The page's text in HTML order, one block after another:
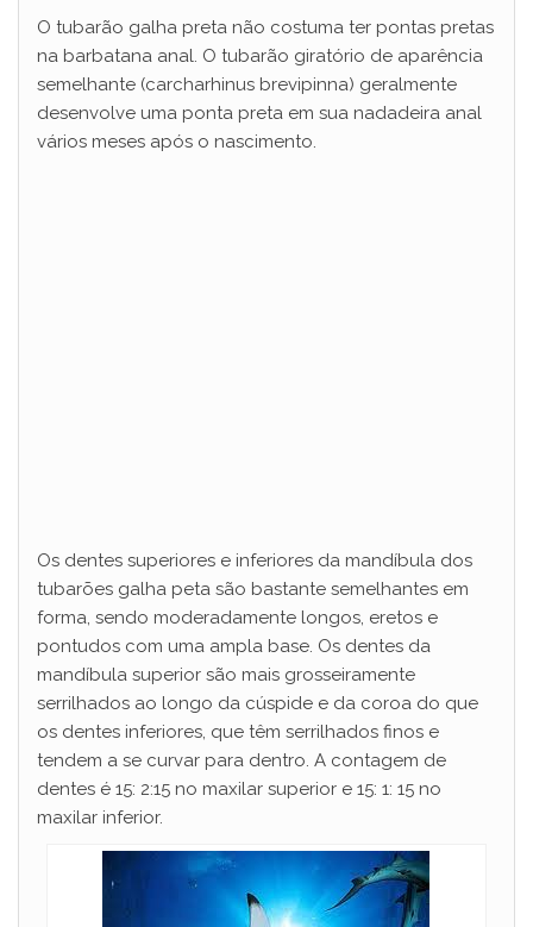
d
e
O tubarão galha preta não costuma ter pontas pretas
na barbatana anal. O tubarão giratório de aparência
semelhante (carcharhinus brevipinna) geralmente
desenvolve uma ponta preta em sua nadadeira anal
vários meses após o nascimento.
Os dentes superiores e inferiores da mandíbula dos
tubarões galha peta são bastante semelhantes em
forma, sendo moderadamente longos, eretos e
pontudos com uma ampla base. Os dentes da
mandíbula superior são mais grosseiramente
serrilhados ao longo da cúspide e da coroa do que
os dentes inferiores, que têm serrilhados finos e
tendem a se curvar para dentro. A contagem de
dentes é 15: 2:15 no maxilar superior e 15: 1: 15 no
maxilar inferior.